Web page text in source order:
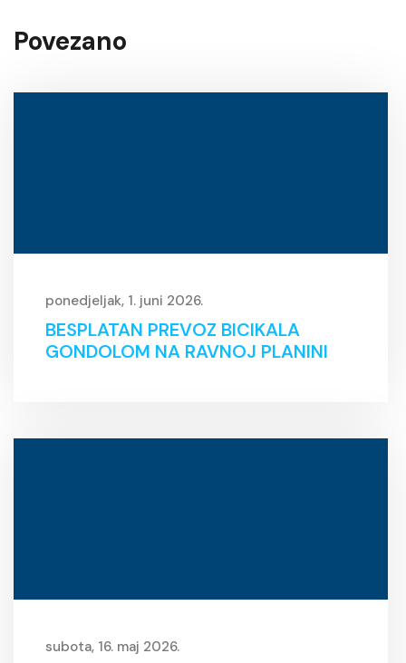
Povezano
ponedjeljak, 1. juni 2026.
BESPLATAN PREVOZ BICIKALA
GONDOLOM NA RAVNOJ PLANINI
subota, 16. maj 2026.